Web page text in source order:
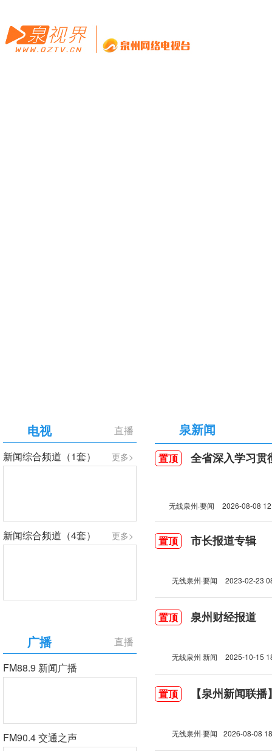
直播
电视
更多>
新闻综合频道（1套）
更多>
新闻综合频道（4套）
直播
广播
FM88.9 新闻广播
FM90.4 交通之声
泉新闻
置顶 全省深入学习贯彻习
无线泉州·要闻 2026-08-08
置顶 市长报道专辑
无线泉州·要闻 2023-02-23
置顶 泉州财经报道
无线泉州 新闻 2025-10-15
置顶 【泉州新闻联
无线泉州·要闻 2026-08-08